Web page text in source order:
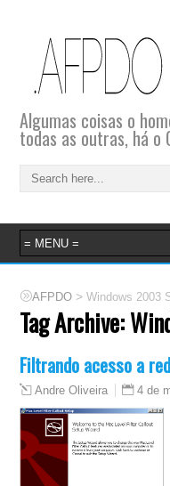
Algumas coisas o
todas as outras, há o
AFPDO >Windows 2003
Tag Archive:
Filtrando acesso a
Andre Oliveira 4 de